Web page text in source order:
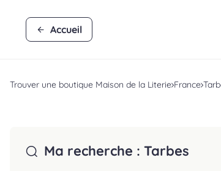
Accueil
Trouver une boutique Maison de la Literie France
Ma recherche : Tarbes